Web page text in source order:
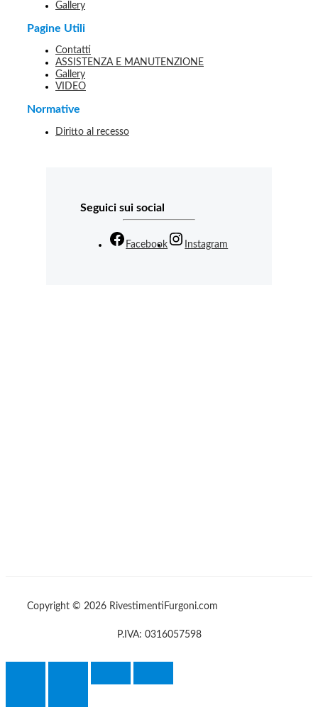
Gallery
Pagine Utili
Contatti
ASSISTENZA E MANUTENZIONE
Gallery
VIDEO
Normative
Diritto al recesso
Seguici sui social
Facebook Instagram
Copyright © 2026 RivestimentiFurgoni.com
P.IVA: 0316057598